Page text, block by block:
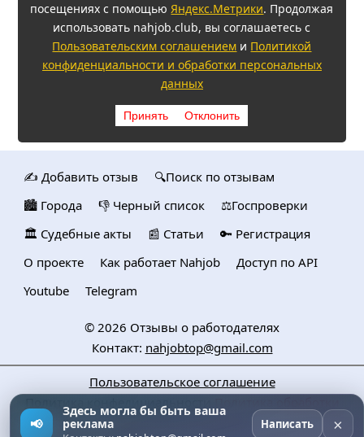
посещениях с помощьюЯндекс.Метрики. Продолжая
использовать nahjob.club, вы соглашаетесь с
Пользовательским соглашением и Политикой
конфиденциальности и обработки персональных
данных
Принять Отклонить
✍️ Добавить отзыв
🔍Поиск по отзывам
🏙️ Городa
👎 Черный список
⚖️Госпроверки
🏛️ Судебные акты
📰 Статьи
🔑 Регистрация
О проекте
Как работает Nahjob
Доступ по API
Youtube
Telegram
© 2026 Отзывы о работодателях
Контакт: nahjobtop@gmail.com
Пользовательское соглашение
Политика конфедициальности
персональных данных
📢
Здесь могла бы быть ваша
реклама
Написать ×